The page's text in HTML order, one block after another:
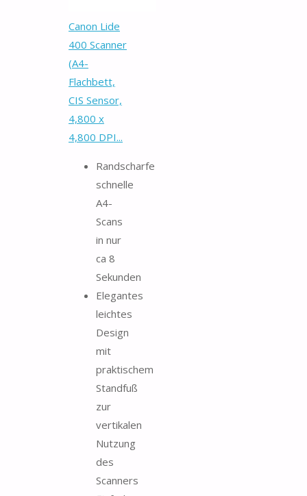
Canon Lide
400 Scanner
(A4-
Flachbett,
CIS Sensor,
4,800 x
4,800 DPI...
Randscharfe
schnelle
A4-
Scans
in nur
ca 8
Sekunden
Elegantes
leichtes
Design
mit
praktischem
Standfuß
zur
vertikalen
Nutzung
des
Scanners